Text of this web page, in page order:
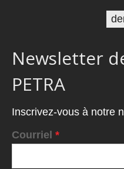
Newsletter
PETRA
Inscrivez-vous à notre
Courriel *